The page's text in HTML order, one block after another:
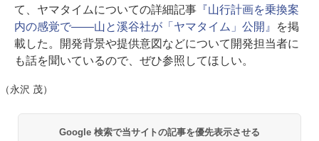
て、ヤマタイムについての詳細記事『山行計画を乗換案
内の感覚で――山と溪谷社が「ヤマタイム」公開』
を掲
載した。開発背景や提供意図などについて開発担当者に
も話を聞いているので、ぜひ参照してほしい。
（永沢 茂）
Google 検索で当サイトの記事を優先表示させる